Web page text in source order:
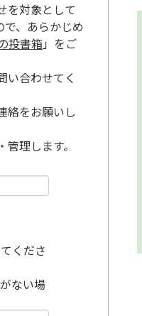
を対象として
、あらかじめ
投書箱」をご
い合わせてく
絡をお願いし
理します。
くださ
ない場